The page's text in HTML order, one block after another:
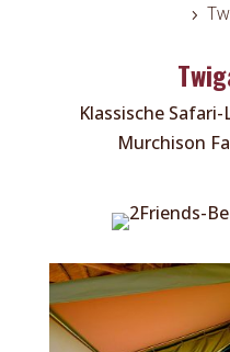
5
Klassische
Murchison